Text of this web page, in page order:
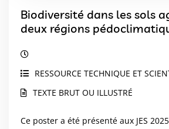
Biodiversité dans les sols
deux régions
RESSOURCE TECHNIQUE ET
TEXTE BRUT OU ILLUSTRÉ
Ce poster a été présenté aux JES